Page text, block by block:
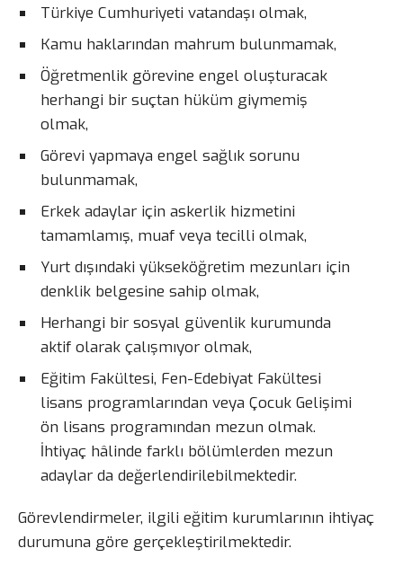
Türkiye Cumhuriyeti vatandaşı olmak,
Kamu haklarından mahrum bulunmamak,
Öğretmenlik görevine engel oluşturacak
herhangi bir suçtan hüküm giymemiş
olmak,
Görevi yapmaya engel sağlık sorunu
bulunmamak,
Erkek adaylar için askerlik hizmetini
tamamlamış, muaf veya tecilli olmak,
Yurt dışındaki yükseköğretim mezunları için
denklik belgesine sahip olmak,
Herhangi bir sosyal güvenlik kurumunda
aktif olarak çalışmıyor olmak,
Eğitim Fakültesi, Fen-Edebiyat Fakültesi
lisans programlarından veya Çocuk Gelişimi
ön lisans programından mezun olmak.
İhtiyaç hâlinde farklı bölümlerden mezun
adaylar da değerlendirilebilmektedir.
Görevlendirmeler, ilgili eğitim kurumlarının ihtiyaç
durumuna göre gerçekleştirilmektedir.